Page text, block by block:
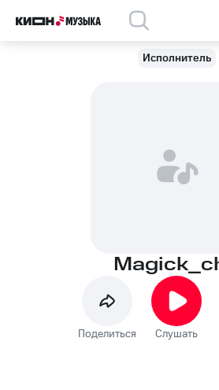
Исполнитель
Поделиться Слушать